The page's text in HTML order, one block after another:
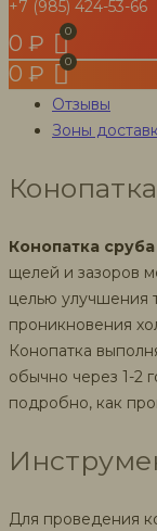
+7 (985) 424-53-66
0 ₽
0 ₽
для
конопатки
сруба
ш.15
конопатки брёвен
Описание
Похожие
Отзывы
Зоны
Конопатка
щелей и зазоров
целью улучшения
проникновения
Конопатка
обычно через 1-2
подробно, как
Для проведения